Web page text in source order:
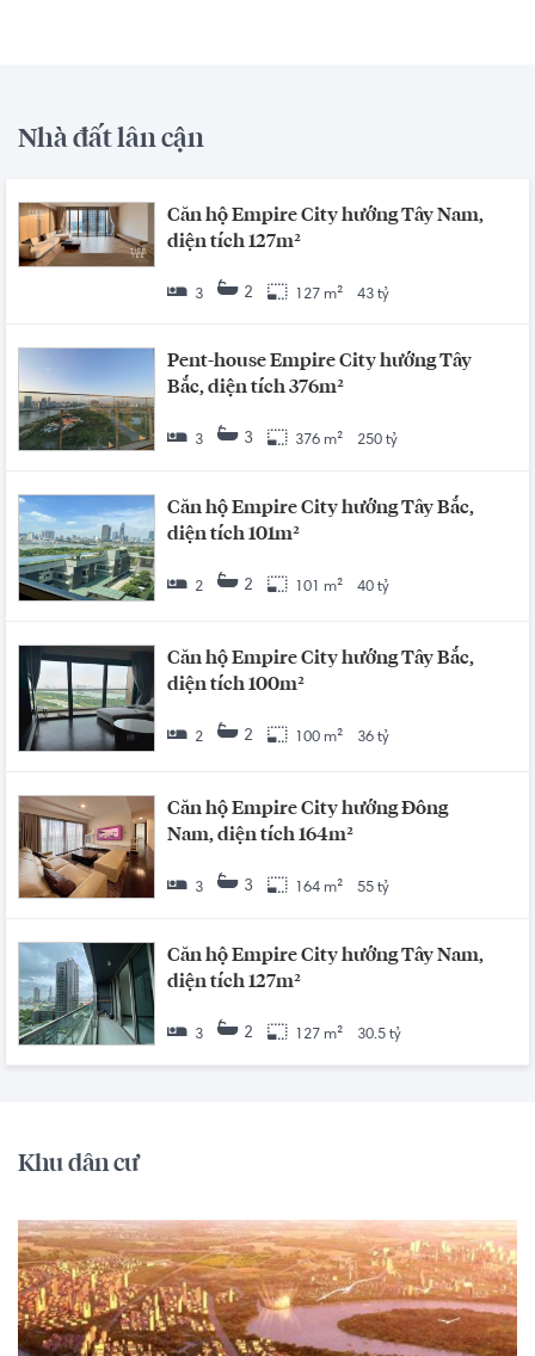
Nhà đất lân cận
Căn hộ Empire City hướng Tây Nam,
diện tích 127m²
3 2 127 m² 43 tỷ
Pent-house Empire City hướng Tây
Bắc, diện tích 376m²
3 3 376 m² 250 tỷ
Căn hộ Empire City hướng Tây Bắc,
diện tích 101m²
2 2 101 m² 40 tỷ
Căn hộ Empire City hướng Tây Bắc,
diện tích 100m²
2 2 100 m² 36 tỷ
Căn hộ Empire City hướng Đông
Nam, diện tích 164m²
3 3 164 m² 55 tỷ
Căn hộ Empire City hướng Tây Nam,
diện tích 127m²
3 2 127 m² 30.5 tỷ
Khu dân cư